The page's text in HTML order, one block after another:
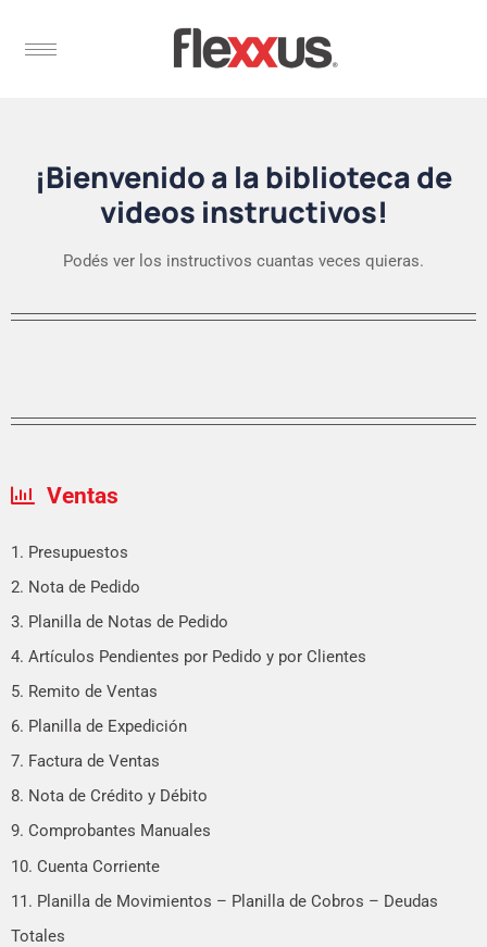
¡Bienvenido a la biblioteca de
videos instructivos!
Podés ver los instructivos cuantas veces quieras.
Ventas
1. Presupuestos
2. Nota de Pedido
3. Planilla de Notas de Pedido
4. Artículos Pendientes por Pedido y por Clientes
5. Remito de Ventas
6. Planilla de Expedición
7. Factura de Ventas
8. Nota de Crédito y Débito
9. Comprobantes Manuales
10. Cuenta Corriente
11. Planilla de Movimientos – Planilla de Cobros – Deudas
Totales